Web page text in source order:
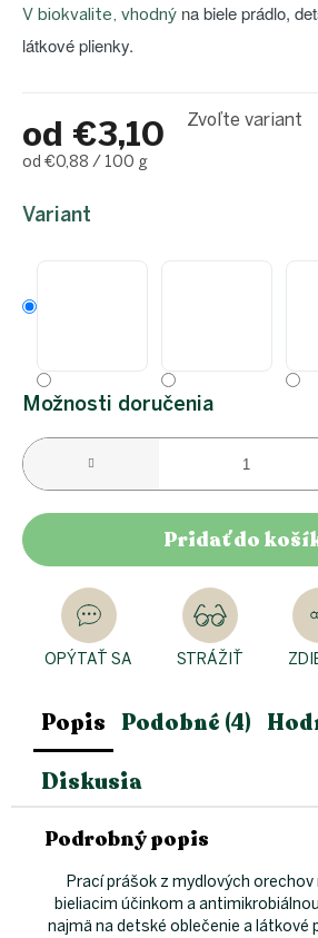
od €3,10
Jednotková
od €0,88 / 100 g
Zvoľte variant
Variant
Možnosti doručenia
Pridať do
V biokvalite, vhodný na biele prádlo,
látkové plienky.
OPÝTAŤ SA STRÁŽIŤ
Popis Podobné (4)
Diskusia
Podrobný popis
Prací prášok z mydlových orechov
bieliacim účinkom a
najmä na detské oblečenie a látkové